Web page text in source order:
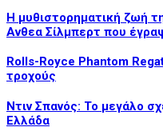
Η μυθιστορηματική ζωή
Ανθεα Σίλμπερτ που
Rolls-Royce Phantom
τροχούς
Ντιν Σπανός: Το μεγάλο
Ελλάδα